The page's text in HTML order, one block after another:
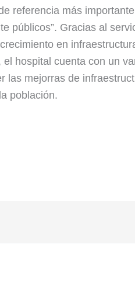
referencia más
públicos”. Gracias al
en
el hospital cuenta con un
las mejorras de
población.